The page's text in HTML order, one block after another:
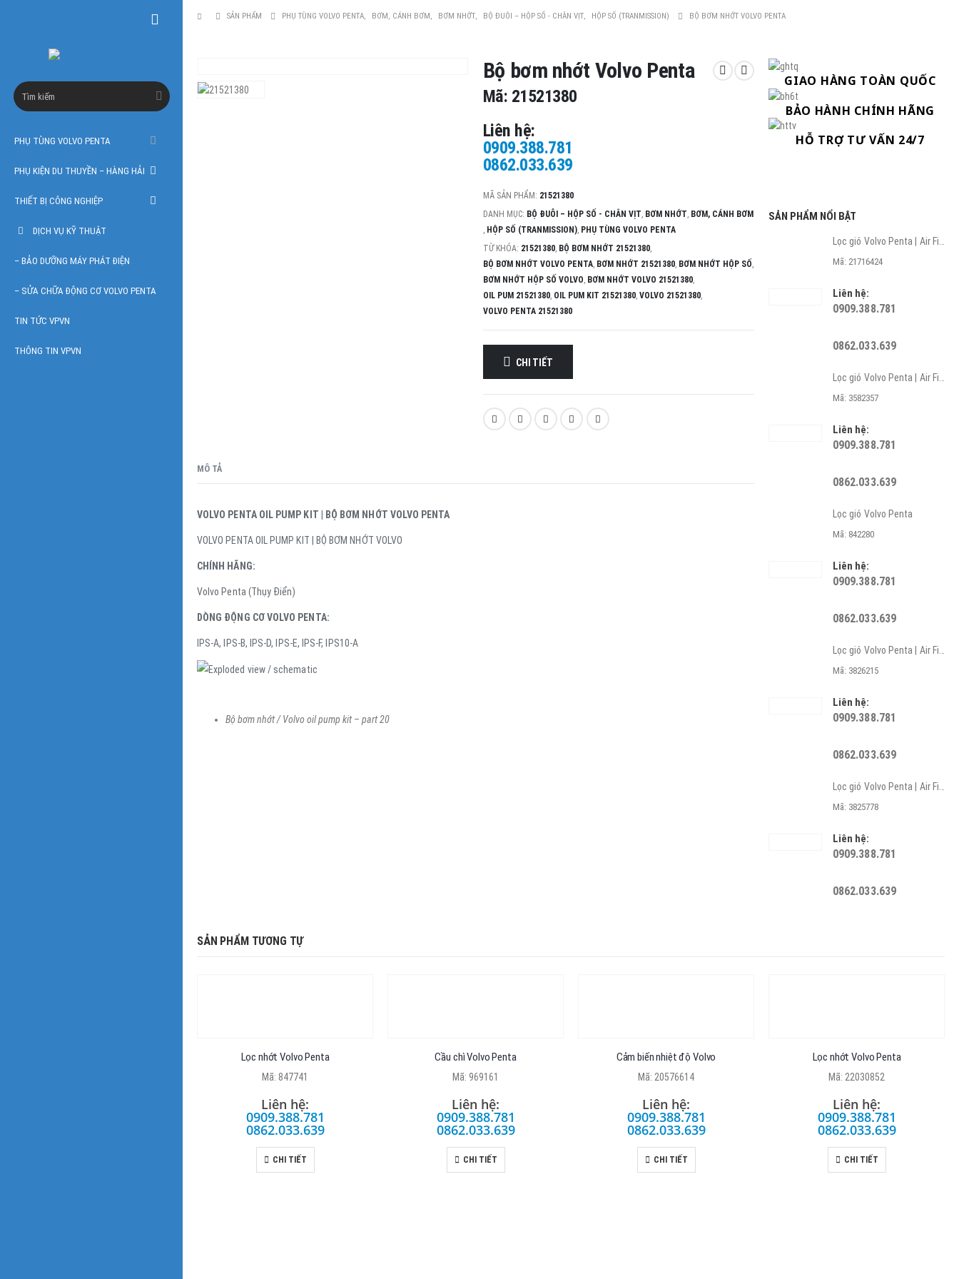
PHỤ TÙNG VOLVO PENTA
PHỤ KIỆN DU THUYỀN – HÀNG HẢI
THIẾT BỊ CÔNG NGHIỆP
DỊCH VỤ KỸ THUẬT
– BẢO DƯỠNG MÁY PHÁT ĐIỆN
– SỬA CHỮA ĐỘNG CƠ VOLVO PENTA
TIN TỨC VPVN
THÔNG TIN VPVN
SẢN PHẨM PHỤ TÙNG VOLVO PENTA, BƠM, CÁNH BƠM, BƠM NHỚT, BỘ ĐUÔI – HỘP SỐ - CHÂN VỊT, HỘP SỐ (TRANMISSION) BỘ BƠM NHỚT VOLVO PENTA
Bộ bơm nhớt Volvo Penta
Mã: 21521380
Liên hệ:
0909.388.781
0862.033.639
MÃ SẢN PHẨM: 21521380
DANH MỤC: BỘ ĐUÔI – HỘP SỐ - CHÂN VỊT, BƠM NHỚT, BƠM, CÁNH BƠM
, HỘP SỐ (TRANMISSION), PHỤ TÙNG VOLVO PENTA
TỪ KHÓA: 21521380, BỘ BƠM NHỚT 21521380,
BỘ BƠM NHỚT VOLVO PENTA, BƠM NHỚT 21521380, BƠM NHỚT HỘP SỐ,
BƠM NHỚT HỘP SỐ VOLVO, BƠM NHỚT VOLVO 21521380,
OIL PUM 21521380, OIL PUM KIT 21521380, VOLVO 21521380,
VOLVO PENTA 21521380
CHI TIẾT
MÔ TẢ
VOLVO PENTA OIL PUMP KIT | BỘ BƠM NHỚT VOLVO PENTA
VOLVO PENTA OIL PUMP KIT | BỘ BƠM NHỚT VOLVO
CHÍNH HÃNG:
Volvo Penta (Thụy Điển)
DÒNG ĐỘNG CƠ VOLVO PENTA:
IPS-A, IPS-B, IPS-D, IPS-E, IPS-F, IPS10-A
Bộ bơm nhớt / Volvo oil pump kit – part 20
GIAO HÀNG TOÀN QUỐC
BẢO HÀNH CHÍNH HÃNG
HỖ TRỢ TƯ VẤN 24/7
SẢN PHẨM NỔI BẬT
Mã: 21716424
Liên hệ:
0909.388.781
0862.033.639
Mã: 3582357
Liên hệ:
0909.388.781
0862.033.639
Lọc gió Volvo Penta
Mã: 842280
Liên hệ:
0909.388.781
0862.033.639
Mã: 3826215
Liên hệ:
0909.388.781
0862.033.639
Mã: 3825778
Liên hệ:
0909.388.781
0862.033.639
SẢN PHẨM TƯƠNG TỰ
Lọc nhớt Volvo Penta
Mã: 847741
Liên hệ:
0909.388.781
0862.033.639
CHI TIẾT
Cầu chì Volvo Penta
Mã: 969161
Liên hệ:
0909.388.781
0862.033.639
CHI TIẾT
Cảm biến nhiệt độ Volvo
Mã: 20576614
Liên hệ:
0909.388.781
0862.033.639
CHI TIẾT
Lọc nhớt Volvo Penta
Mã: 22030852
Liên hệ:
0909.388.781
0862.033.639
CHI TIẾT